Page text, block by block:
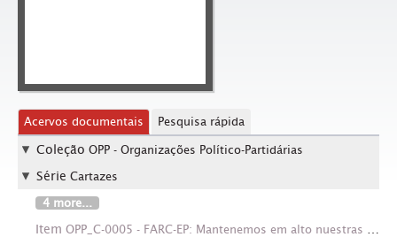
Acervos documentais Pesquisa rápida
Coleção OPP - Organizações Político-Partidárias
Série Cartazes
4 more...
Item OPP_C-0005 - FARC-EP: Mantenemos em alto nuestras armas y nuestras banderas (Local Desconhecido, Data desconhecida).